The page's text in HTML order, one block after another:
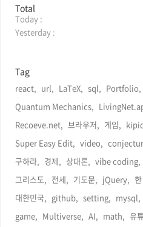
방
문
자
Total
Today :
Yesterday :
Tag
react, url, LaTeX, sql, Portfolio,
Quantum Mechanics,
Recoeve.net, 브라우저, 게임,
Super Easy Edit, video,
구하라, 경제, 상대론, vibe coding,
그리스도, 전세, 기도문, jQuery,
대한민국, github, setting, mysql,
game, Multiverse, AI, math, 유